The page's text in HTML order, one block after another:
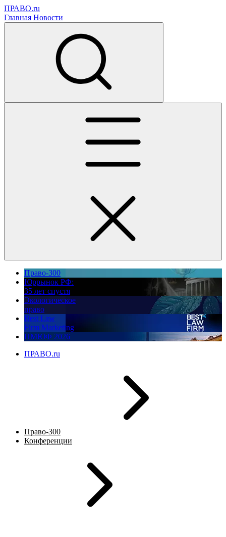
ПРАВО.ru
Главная Новости
Право-300
Юррынок РФ:
35 лет спустя
Экологическое
право
Best Law
Firm Marketing
ПМЮФ 2026
ПРАВО.ru
Право-300
Конференции